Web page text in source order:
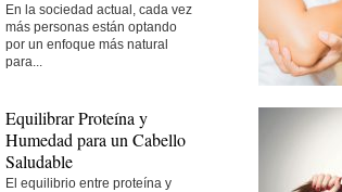
En la sociedad actual, cada vez
más personas están optando
por un enfoque más natural
para...
Equilibrar Proteína y
Humedad para un Cabello
Saludable
El equilibrio entre proteína y